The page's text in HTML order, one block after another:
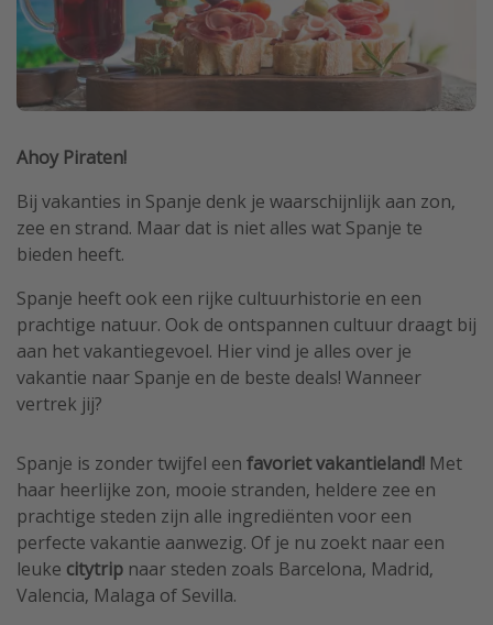
Reiskalender
25 beste pretparken
Beste keukens ter wereld
Disneyland Parijs
Strandvakantie in Italië
Strandvakantie in Nederland
All inclusive vakantie in Griekenland
Ahoy Piraten!
Bij vakanties in Spanje denk je waarschijnlijk aan zon,
zee en strand. Maar dat is niet alles wat Spanje te
bieden heeft.
Spanje heeft ook een rijke cultuurhistorie en een
prachtige natuur. Ook de ontspannen cultuur draagt bij
aan het vakantiegevoel. Hier vind je alles over je
vakantie naar Spanje en de beste deals! Wanneer
vertrek jij?
Spanje is zonder twijfel een favoriet vakantieland! Met
haar heerlijke zon, mooie stranden, heldere zee en
prachtige steden zijn alle ingrediënten voor een
perfecte vakantie aanwezig. Of je nu zoekt naar een
leuke citytrip naar steden zoals Barcelona, Madrid,
Valencia, Malaga of Sevilla.